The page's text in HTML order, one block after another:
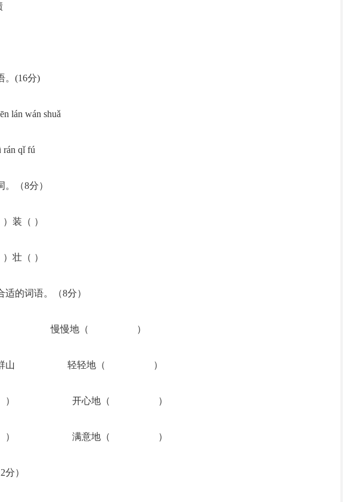
。(16分)
lán wán shuǎ
rán qǐ fú
（8分）
装（ ）
壮（ ）
的词语。（8分）
） 慢慢地（ ）
山 轻轻地（ ）
） 开心地（ ）
） 满意地（ ）
）